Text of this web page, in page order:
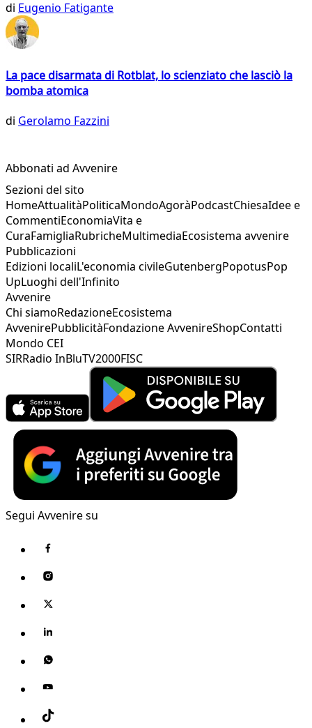
di Eugenio Fatigante
La pace disarmata di Rotblat, lo scienziato che lasciò la
bomba atomica
di Gerolamo Fazzini
Abbonati ad Avvenire
Sezioni del sito
HomeAttualitàPoliticaMondoAgoràPodcastChiesaIdee e
CommentiEconomiaVita e
CuraFamigliaRubricheMultimediaEcosistema avvenire
Pubblicazioni
Edizioni localiL'economia civileGutenbergPopotusPop
UpLuoghi dell'Infinito
Avvenire
Chi siamoRedazioneEcosistema
AvvenirePubblicitàFondazione AvvenireShopContatti
Mondo CEI
SIRRadio InBluTV2000FISC
Segui Avvenire su